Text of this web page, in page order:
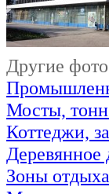
Другие
Мосты,
Коттеджи,
Деревянное
Зоны отдыха